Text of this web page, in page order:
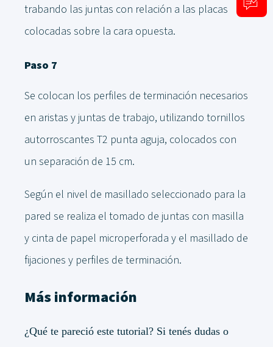
trabando las juntas con relación a las placas
colocadas sobre la cara opuesta.
Paso 7
Se colocan los perfiles de terminación necesarios
en aristas y juntas de trabajo, utilizando tornillos
autorroscantes T2 punta aguja, colocados con
un separación de 15 cm.
Según el nivel de masillado seleccionado para la
pared se realiza el tomado de juntas con masilla
y cinta de papel microperforada y el masillado de
fijaciones y perfiles de terminación.
Más información
¿Qué te pareció este tutorial? Si tenés dudas o